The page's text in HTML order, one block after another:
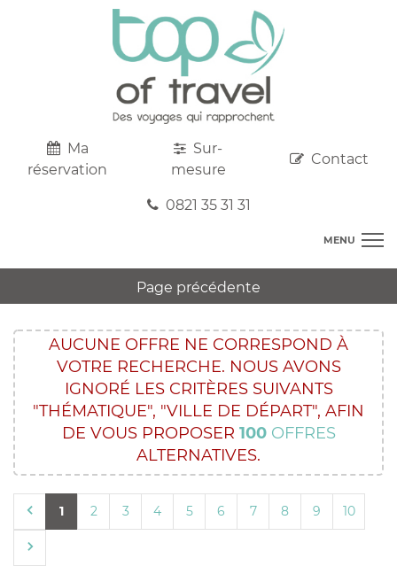
Ma
réservation
Sur-
mesure
Contact
0821 35 31 31
MENU
DESTINATIONS
AU DEPART DE CHEZ VOUS
SEJOURS
CIRCUITS
PROMOS
OFFRES
Page précédente
AUCUNE OFFRE NE CORRESPOND À
VOTRE RECHERCHE. NOUS AVONS
IGNORÉ LES CRITÈRES SUIVANTS
"THÉMATIQUE", "VILLE DE DÉPART", AFIN
DE VOUS PROPOSER 100 OFFRES
ALTERNATIVES.
1 2 3 4 5 6 7 8 9 10